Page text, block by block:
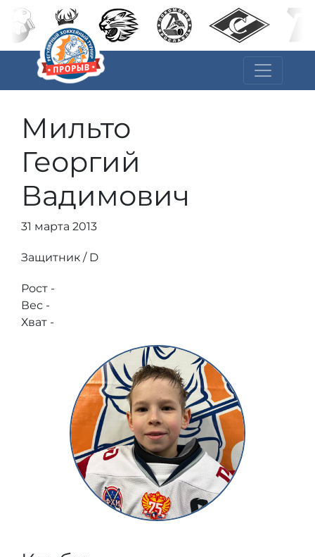
Мильто
Георгий
Вадимович
31 марта 2013
Защитник / D
Рост -
Вес -
Хват -